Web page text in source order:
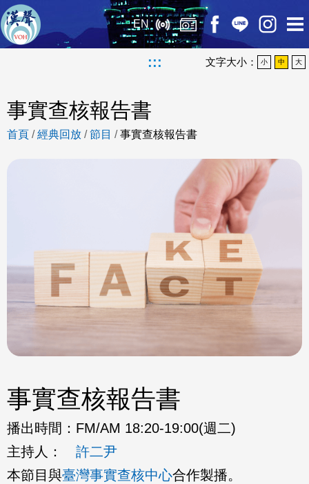
EN
::: 文字大小： 小 中 大
事實查核報告書
首頁 /經典回放 /節目 /事實查核報告書
事實查核報告書
播出時間： FM/AM 18:20-19:00(週二)
主持人：
許二尹
本節目與臺灣事實查核中心合作製播。